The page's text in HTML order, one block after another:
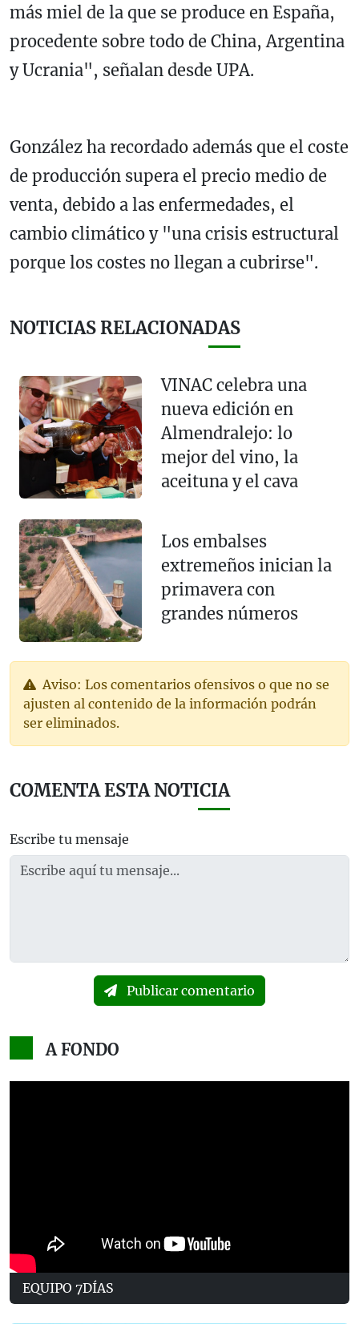
más miel de la que se produce en España,
procedente sobre todo de China, Argentina
y Ucrania", señalan desde UPA.
González ha recordado además que el coste
de producción supera el precio medio de
venta, debido a las enfermedades, el
cambio climático y "una crisis estructural
porque los costes no llegan a cubrirse".
NOTICIAS RELACIONADAS
VINAC celebra una
nueva edición en
Almendralejo: lo
mejor del vino, la
aceituna y el cava
Los embalses
extremeños inician la
primavera con
grandes números
Aviso: Los comentarios ofensivos o que no se
ajusten al contenido de la información podrán
ser eliminados.
COMENTA ESTA NOTICIA
Escribe tu mensaje
Publicar comentario
A FONDO
EQUIPO 7DÍAS